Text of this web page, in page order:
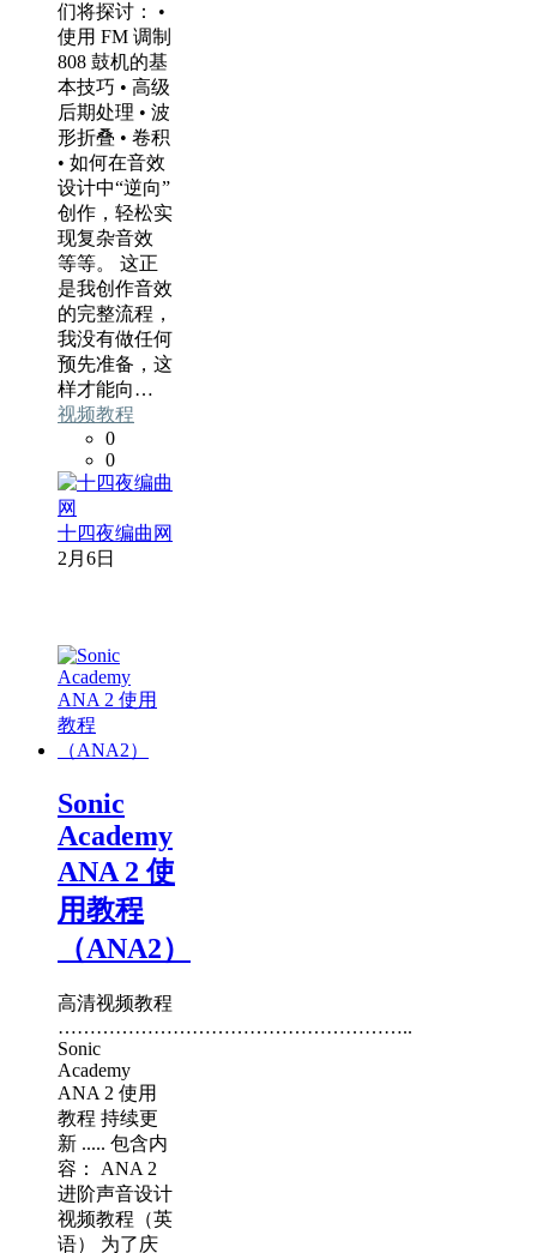
们将探讨： •
使用 FM 调制
808 鼓机的基
本技巧 • 高级
后期处理 • 波
形折叠 • 卷积
• 如何在音效
设计中“逆向”
创作，轻松实
现复杂音效
等等。 这正
是我创作音效
的完整流程，
我没有做任何
预先准备，这
样才能向…
视频教程
0
0
十四夜编曲网
2月6日
Sonic
Academy
ANA 2 使
用教程
（ANA2）
高清视频教程
………………………………………………..
Sonic
Academy
ANA 2 使用
教程 持续更
新 ..... 包含内
容： ANA 2
进阶声音设计
视频教程（英
语） 为了庆